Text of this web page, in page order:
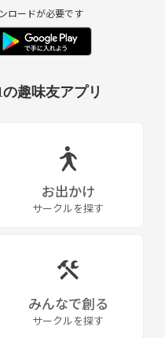
ロードが必要です
趣味友アプリ
お出かけ
サークルを探す
みんなで創る
サークルを探す